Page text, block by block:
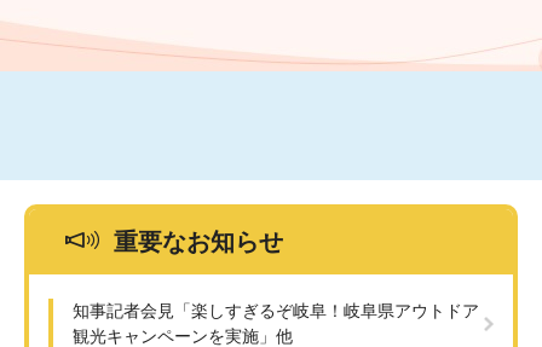
文
重要なお知らせ
知事記者会見「楽しすぎるぞ岐阜！岐阜県アウトドア
観光キャンペーンを実施」他